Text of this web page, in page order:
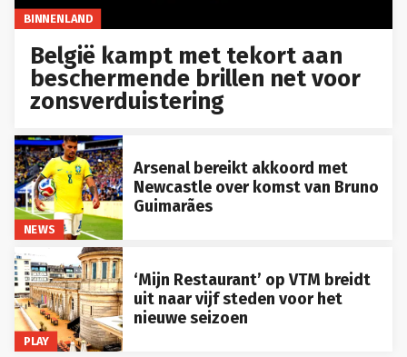
BINNENLAND
België kampt met tekort aan
beschermende brillen net voor
zonsverduistering
NEWS
Arsenal bereikt akkoord met
Newcastle over komst van Bruno
Guimarães
PLAY
‘Mijn Restaurant’ op VTM breidt
uit naar vijf steden voor het
nieuwe seizoen